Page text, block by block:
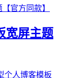
宽屏主题